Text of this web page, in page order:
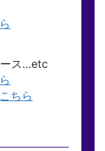
ス…etc
ちら